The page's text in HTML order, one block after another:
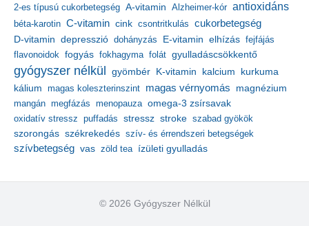
u
m
2-es típusú cukorbetegség A-vitamin Alzheimer-kór antioxidáns
béta-karotin C-vitamin cink csontritkulás cukorbetegség
D-vitamin depresszió dohányzás E-vitamin elhízás fejfájás
flavonoidok fogyás fokhagyma folát gyulladáscsökkentő
gyógyszer nélkül gyömbér K-vitamin kalcium kurkuma
kálium magas koleszterinszint magas vérnyomás magnézium
mangán megfázás menopauza omega-3 zsírsavak
oxidatív stressz puffadás stressz stroke szabad gyökök
szorongás székrekedés szív- és érrendszeri betegségek
szívbetegség vas zöld tea ízületi gyulladás
© 2026 Gyógyszer Nélkül